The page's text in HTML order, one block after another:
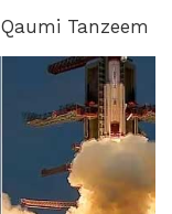
Qaumi Tanzeem